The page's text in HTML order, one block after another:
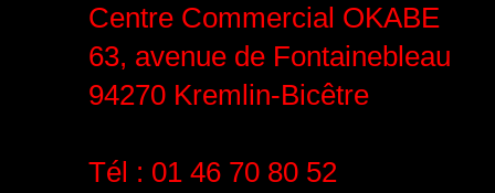
Centre Commercial OKABE
63, avenue de Fontainebleau
94270 Kremlin-Bicêtre
Tél : 01 46 70 80 52